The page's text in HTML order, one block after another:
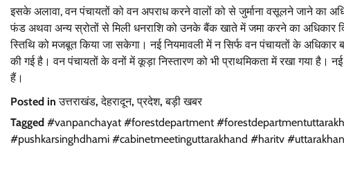
इसके अलावा, वन पंचायतों को वन अपराध करने वालों को से जुर्माना वसूलने जाने का
फंड अथवा अन्य स्रोतों से मिली धनराशि को उनके बैंक खाते में जमा करने का अधिकार
स्तिथि को मजबूत किया जा सकेगा। नई नियमावली में न सिर्फ वन पंचायतों के अधिकार
की गई है। वन पंचायतों के वनों में कूड़ा निस्तारण को भी प्राथमिकता में रखा गया है।
हैं।
Posted inउत्तराखंड,देहरादून,प्रदेश,बड़ी खबर
Tagged #vanpanchayat #forestdepartment
#pushkarsinghdhami #cabinetmeetinguttarakhand #haritv